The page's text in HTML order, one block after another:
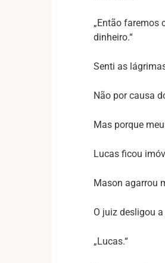
„Então faremos
dinheiro.“
Senti as
Não por causa
Mas porque
Lucas ficou
Mason agarrou
O juiz desligou
„Lucas.“